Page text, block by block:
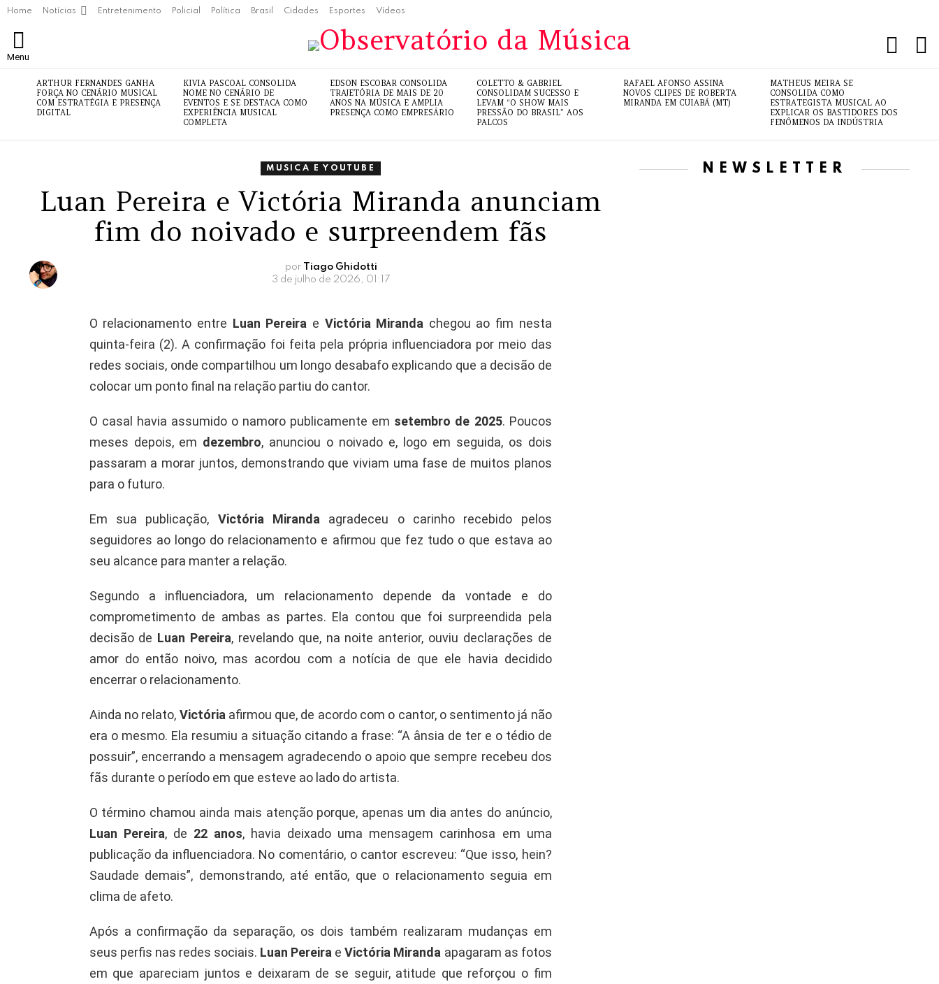
Home Notícias Entretenimento Policial Política Brasil Cidades Esportes Vídeos
Menu
ÚLTIMAS
NOTÍCIAS
ARTHUR FERNANDES GANHA
FORÇA NO CENÁRIO MUSICAL
COM ESTRATÉGIA E PRESENÇA
DIGITAL
KIVIA PASCOAL CONSOLIDA
NOME NO CENÁRIO DE
EVENTOS E SE DESTACA COMO
EXPERIÊNCIA MUSICAL
COMPLETA
EDSON ESCOBAR CONSOLIDA
TRAJETÓRIA DE MAIS DE 20
ANOS NA MÚSICA E AMPLIA
PRESENÇA COMO EMPRESÁRIO
COLETTO & GABRIEL
CONSOLIDAM SUCESSO E
LEVAM “O SHOW MAIS
PRESSÃO DO BRASIL” AOS
PALCOS
RAFAEL AFONSO ASSINA
NOVOS CLIPES DE ROBERTA
MIRANDA EM CUIABÁ (MT)
MATHEUS MEIRA SE
CONSOLIDA COMO
ESTRATEGISTA MUSICAL AO
EXPLICAR OS BASTIDORES DOS
FENÔMENOS DA INDÚSTRIA
MUSICA E YOUTUBE
Luan Pereira e Victória Miranda anunciam
fim do noivado e surpreendem fãs
por
Tiago Ghidotti
3 de julho de 2026, 01:17
O relacionamento entre Luan Pereira e Victória Miranda chegou ao fim nesta
quinta-feira (2). A confirmação foi feita pela própria influenciadora por meio das
redes sociais, onde compartilhou um longo desabafo explicando que a decisão de
colocar um ponto final na relação partiu do cantor.
O casal havia assumido o namoro publicamente em setembro de 2025. Poucos
meses depois, em dezembro, anunciou o noivado e, logo em seguida, os dois
passaram a morar juntos, demonstrando que viviam uma fase de muitos planos
para o futuro.
Em sua publicação, Victória Miranda agradeceu o carinho recebido pelos
seguidores ao longo do relacionamento e afirmou que fez tudo o que estava ao
seu alcance para manter a relação.
Segundo a influenciadora, um relacionamento depende da vontade e do
comprometimento de ambas as partes. Ela contou que foi surpreendida pela
decisão de Luan Pereira, revelando que, na noite anterior, ouviu declarações de
amor do então noivo, mas acordou com a notícia de que ele havia decidido
encerrar o relacionamento.
Ainda no relato, Victória afirmou que, de acordo com o cantor, o sentimento já não
era o mesmo. Ela resumiu a situação citando a frase: “A ânsia de ter e o tédio de
possuir”, encerrando a mensagem agradecendo o apoio que sempre recebeu dos
fãs durante o período em que esteve ao lado do artista.
O término chamou ainda mais atenção porque, apenas um dia antes do anúncio,
Luan Pereira, de 22 anos, havia deixado uma mensagem carinhosa em uma
publicação da influenciadora. No comentário, o cantor escreveu: “Que isso, hein?
Saudade demais”, demonstrando, até então, que o relacionamento seguia em
clima de afeto.
Após a confirmação da separação, os dois também realizaram mudanças em
seus perfis nas redes sociais. Luan Pereira eVictória Miranda apagaram as fotos
em que apareciam juntos e deixaram de se seguir, atitude que reforçou o fim
NEWSLETTER